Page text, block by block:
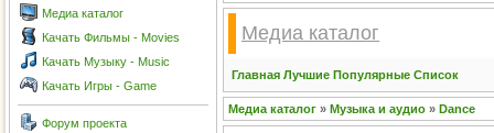
Медиа каталог
Качать Фильмы - Movies
Качать Музыку - Music
Качать Игры - Game
Форум проекта
Медиа каталог
Главная Лучшие Популярные Список
Медиа каталог » Музыка и аудио » Dance